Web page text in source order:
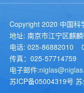
Copyright 2020 中国科
地址: 南京市江宁区麒
电话: 025-86882010
传真：025-57714759
电子邮件:
苏ICP备05004319号